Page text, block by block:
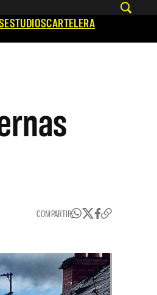
ESTUDIOSCARTELERA
COMPARTIR